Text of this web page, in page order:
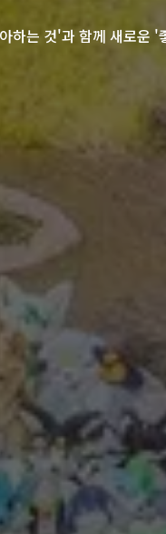
하는 것'과 함께 새로운 '